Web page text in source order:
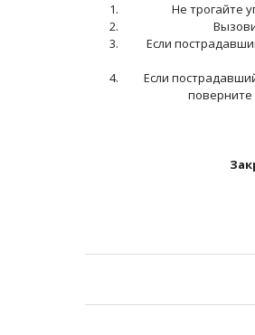
Не трогайте
Если
Если
поверните